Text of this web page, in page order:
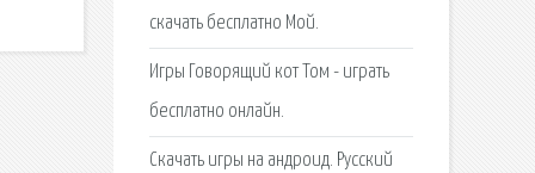
скачать бесплатно Мой.
Игры Говорящий кот Том - играть
бесплатно онлайн.
Скачать игры на андроид. Русский